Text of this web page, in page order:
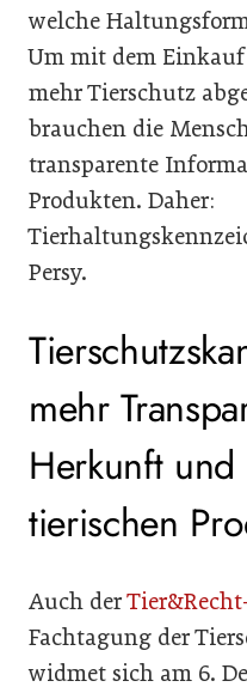
welche
Um mit dem
mehr Tierschutz
brauchen die
transparente
Produkten. Daher:
Persy.
mehr
Herkunft
tierischen
Auch der
Fachtagung der
widmet sich am 6.